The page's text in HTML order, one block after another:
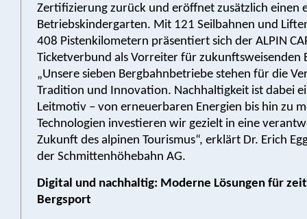
Zertifizierung zurück und eröffnet zusätzlich einen
Betriebskindergarten. Mit 121 Seilbahnen und
408 Pistenkilometern präsentiert sich der ALPIN
Ticketverbund als Vorreiter für zukunftsweisenden
„Unsere sieben Bergbahnbetriebe stehen für die
Tradition und Innovation. Nachhaltigkeit ist dabei
Leitmotiv – von erneuerbaren Energien bis hin zu
Technologien investieren wir gezielt in eine
Zukunft des alpinen Tourismus“, erklärt Dr. Erich
der Schmittenhöhebahn AG.
Digital und nachhaltig: Moderne Lösungen für
Bergsport